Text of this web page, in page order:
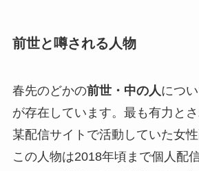
前世と噂される人物
春先のどかの前世・中の人につ
が存在しています。最も有力とさ
某配信サイトで活動していた女性
この人物は2018年頃まで個人配